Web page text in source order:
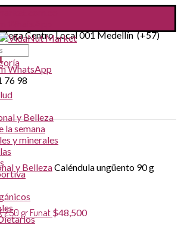
Centro Local 001 Medellín (+57)
WhatsApp
76 98
y Belleza
la semana
y minerales
y BellezaCaléndula ungüento 90 g
250 gr Funat $48,500